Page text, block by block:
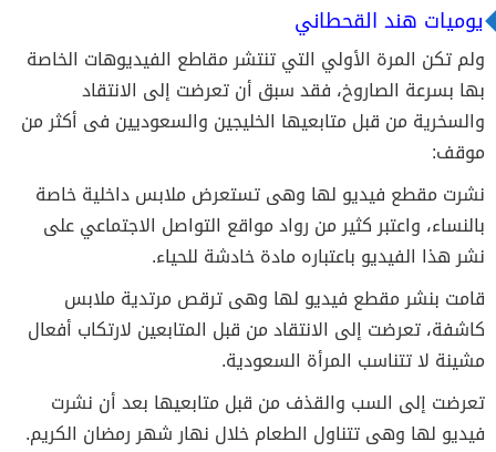
يوميات هند القحطاني
ولم تكن المرة الأولي التي تنتشر مقاطع الفيديوهات الخاصة
بها بسرعة الصاروخ، فقد سبق أن تعرضت إلى الانتقاد
والسخرية من قبل متابعيها الخليجين والسعوديين فى أكثر من
موقف:
نشرت مقطع فيديو لها وهى تستعرض ملابس داخلية خاصة
بالنساء، واعتبر كثير من رواد مواقع التواصل الاجتماعي على
نشر هذا الفيديو باعتباره مادة خادشة للحياء.
قامت بنشر مقطع فيديو لها وهى ترقص مرتدية ملابس
كاشفة، تعرضت إلى الانتقاد من قبل المتابعين لارتكاب أفعال
مشينة لا تتناسب المرأة السعودية.
تعرضت إلى السب والقذف من قبل متابعيها بعد أن نشرت
فيديو لها وهى تتناول الطعام خلال نهار شهر رمضان الكريم.